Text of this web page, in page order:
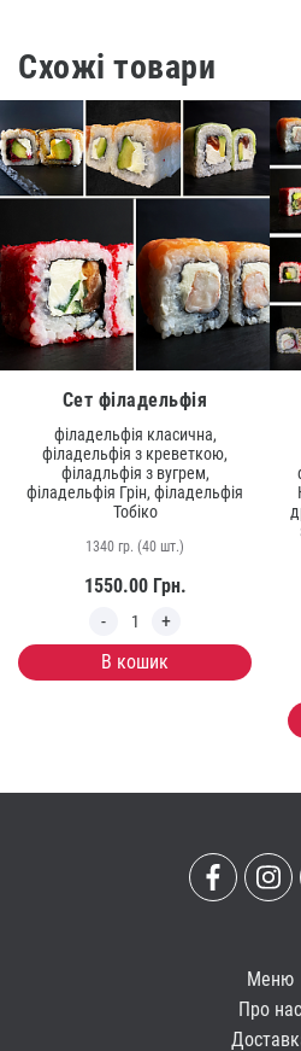
Схожі товари
Сет філадельфія
філадельфія класична,
філадельфія з креветкою,
філадльфія з вугрем,
філадельфія Грін, філадельфія
Тобіко
1340 гр. (40 шт.)
1550.00Грн.
В кошик
Меню
Про нас